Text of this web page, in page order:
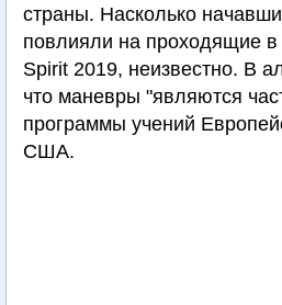
страны. Насколько
повлияли на проходящие в
Spirit 2019, неизвестно. В
что маневры "являются
программы учений
США.